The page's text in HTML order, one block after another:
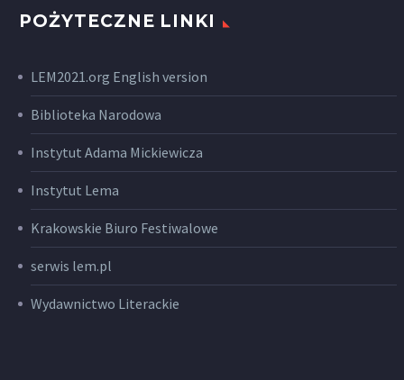
POŻYTECZNE LINKI
LEM2021.org English version
Biblioteka Narodowa
Instytut Adama Mickiewicza
Instytut Lema
Krakowskie Biuro Festiwalowe
serwis lem.pl
Wydawnictwo Literackie